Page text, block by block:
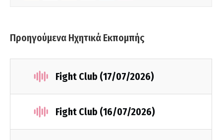
Προηγούμενα Ηχητικά Εκπομπής
Fight Club (17/07/2026)
Fight Club (16/07/2026)